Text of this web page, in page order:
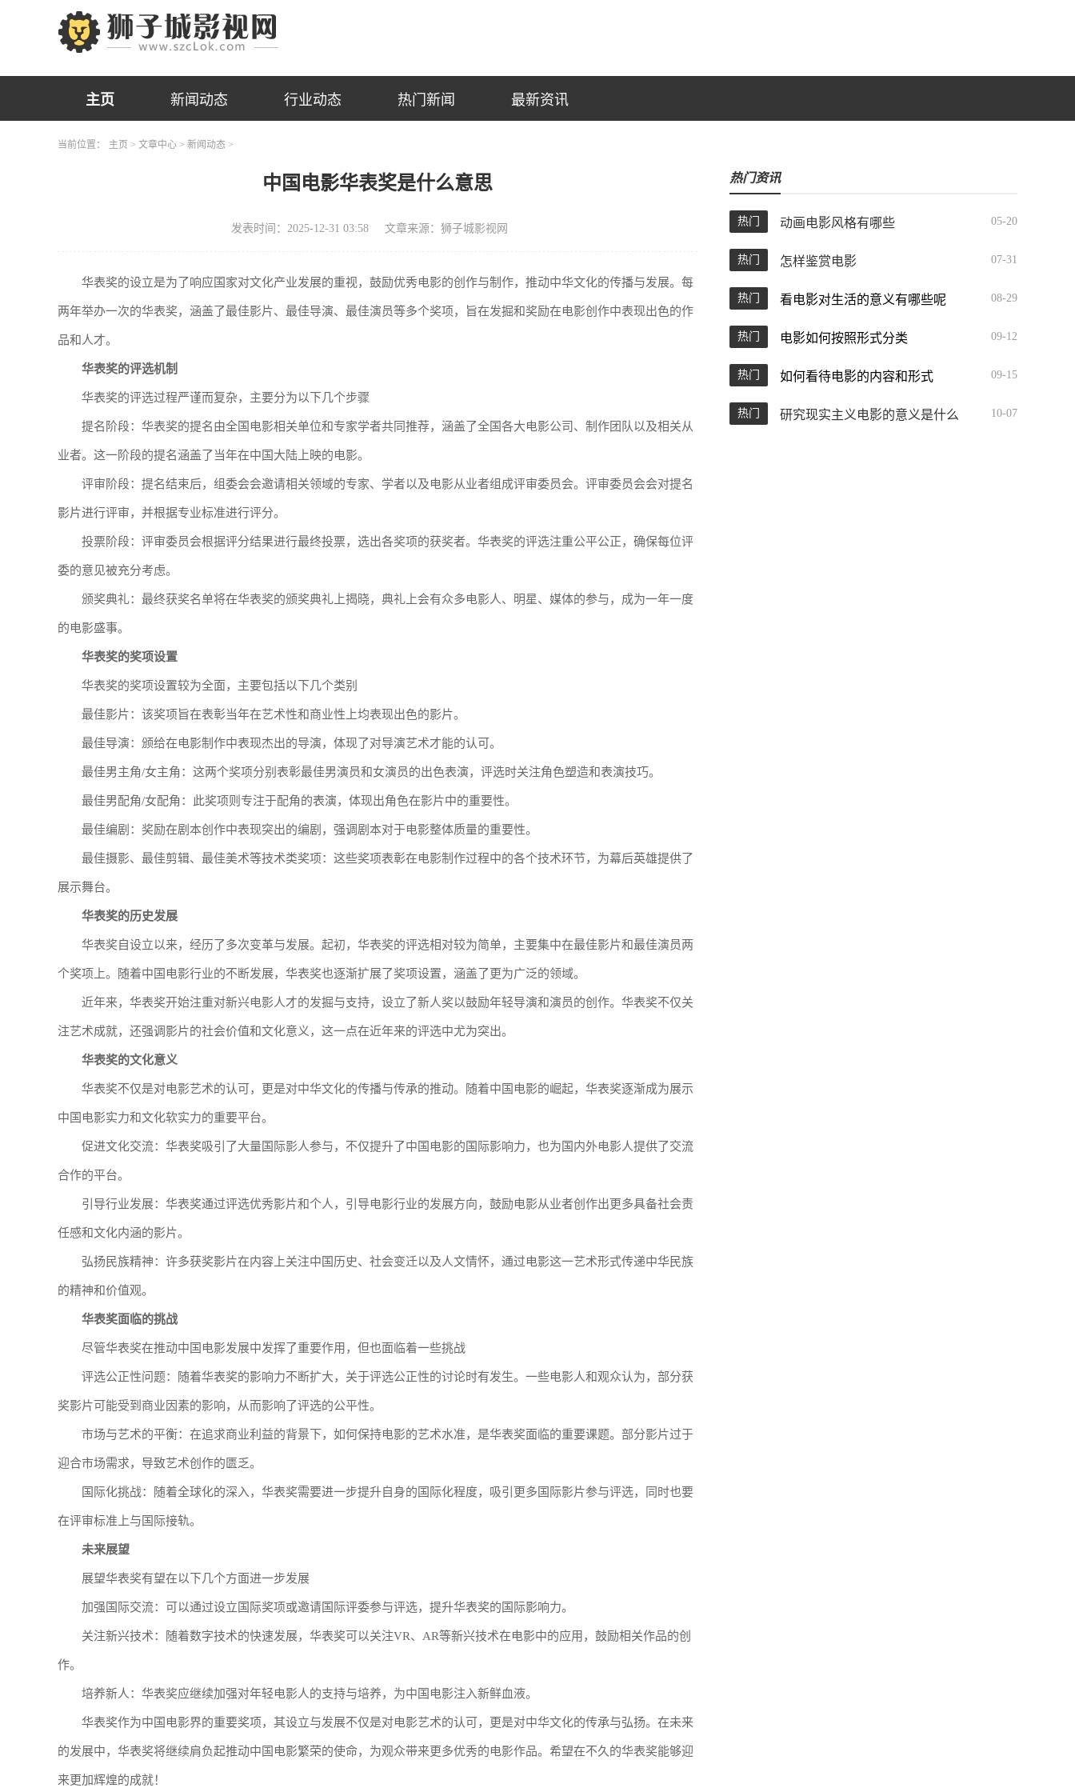
主页 新闻动态 行业动态 热门新闻 最新资讯
当前位置： 主页 > 文章中心 > 新闻动态 >
中国电影华表奖是什么意思
发表时间：2025-12-31 03:58 文章来源：狮子城影视网
华表奖的设立是为了响应国家对文化产业发展的重视，鼓励优秀电影的创作与制作，推动中华文化的传播与发展。每
两年举办一次的华表奖，涵盖了最佳影片、最佳导演、最佳演员等多个奖项，旨在发掘和奖励在电影创作中表现出色的作
品和人才。
华表奖的评选机制
华表奖的评选过程严谨而复杂，主要分为以下几个步骤
提名阶段：华表奖的提名由全国电影相关单位和专家学者共同推荐，涵盖了全国各大电影公司、制作团队以及相关从
业者。这一阶段的提名涵盖了当年在中国大陆上映的电影。
评审阶段：提名结束后，组委会会邀请相关领域的专家、学者以及电影从业者组成评审委员会。评审委员会会对提名
影片进行评审，并根据专业标准进行评分。
投票阶段：评审委员会根据评分结果进行最终投票，选出各奖项的获奖者。华表奖的评选注重公平公正，确保每位评
委的意见被充分考虑。
颁奖典礼：最终获奖名单将在华表奖的颁奖典礼上揭晓，典礼上会有众多电影人、明星、媒体的参与，成为一年一度
的电影盛事。
华表奖的奖项设置
华表奖的奖项设置较为全面，主要包括以下几个类别
最佳影片：该奖项旨在表彰当年在艺术性和商业性上均表现出色的影片。
最佳导演：颁给在电影制作中表现杰出的导演，体现了对导演艺术才能的认可。
最佳男主角/女主角：这两个奖项分别表彰最佳男演员和女演员的出色表演，评选时关注角色塑造和表演技巧。
最佳男配角/女配角：此奖项则专注于配角的表演，体现出角色在影片中的重要性。
最佳编剧：奖励在剧本创作中表现突出的编剧，强调剧本对于电影整体质量的重要性。
最佳摄影、最佳剪辑、最佳美术等技术类奖项：这些奖项表彰在电影制作过程中的各个技术环节，为幕后英雄提供了
展示舞台。
华表奖的历史发展
华表奖自设立以来，经历了多次变革与发展。起初，华表奖的评选相对较为简单，主要集中在最佳影片和最佳演员两
个奖项上。随着中国电影行业的不断发展，华表奖也逐渐扩展了奖项设置，涵盖了更为广泛的领域。
近年来，华表奖开始注重对新兴电影人才的发掘与支持，设立了新人奖以鼓励年轻导演和演员的创作。华表奖不仅关
注艺术成就，还强调影片的社会价值和文化意义，这一点在近年来的评选中尤为突出。
华表奖的文化意义
华表奖不仅是对电影艺术的认可，更是对中华文化的传播与传承的推动。随着中国电影的崛起，华表奖逐渐成为展示
中国电影实力和文化软实力的重要平台。
促进文化交流：华表奖吸引了大量国际影人参与，不仅提升了中国电影的国际影响力，也为国内外电影人提供了交流
合作的平台。
引导行业发展：华表奖通过评选优秀影片和个人，引导电影行业的发展方向，鼓励电影从业者创作出更多具备社会责
任感和文化内涵的影片。
弘扬民族精神：许多获奖影片在内容上关注中国历史、社会变迁以及人文情怀，通过电影这一艺术形式传递中华民族
的精神和价值观。
华表奖面临的挑战
尽管华表奖在推动中国电影发展中发挥了重要作用，但也面临着一些挑战
评选公正性问题：随着华表奖的影响力不断扩大，关于评选公正性的讨论时有发生。一些电影人和观众认为，部分获
奖影片可能受到商业因素的影响，从而影响了评选的公平性。
市场与艺术的平衡：在追求商业利益的背景下，如何保持电影的艺术水准，是华表奖面临的重要课题。部分影片过于
迎合市场需求，导致艺术创作的匮乏。
国际化挑战：随着全球化的深入，华表奖需要进一步提升自身的国际化程度，吸引更多国际影片参与评选，同时也要
在评审标准上与国际接轨。
未来展望
展望华表奖有望在以下几个方面进一步发展
加强国际交流：可以通过设立国际奖项或邀请国际评委参与评选，提升华表奖的国际影响力。
关注新兴技术：随着数字技术的快速发展，华表奖可以关注VR、AR等新兴技术在电影中的应用，鼓励相关作品的创
作。
培养新人：华表奖应继续加强对年轻电影人的支持与培养，为中国电影注入新鲜血液。
华表奖作为中国电影界的重要奖项，其设立与发展不仅是对电影艺术的认可，更是对中华文化的传承与弘扬。在未来
的发展中，华表奖将继续肩负起推动中国电影繁荣的使命，为观众带来更多优秀的电影作品。希望在不久的华表奖能够迎
来更加辉煌的成就！
热门资讯
热门 动画电影风格有哪些 05-20
热门 怎样鉴赏电影 07-31
热门 看电影对生活的意义有哪些呢 08-29
热门 电影如何按照形式分类 09-12
热门 如何看待电影的内容和形式 09-15
热门 研究现实主义电影的意义是什么 10-07